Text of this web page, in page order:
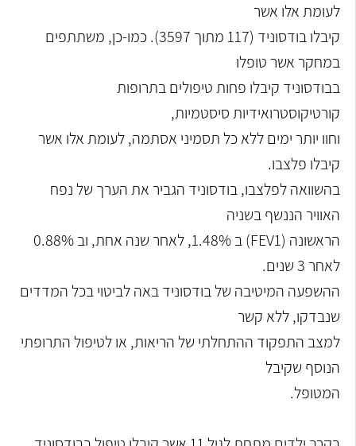
לעומת אלו אשר
קיבלו בודסוניד (117 מתוך 3597). כמו-כן, משתתפים
במחקר אשר טופלו
בבודסוניד קיבלו פחות טיפולים בתרופות
קורטיקוסטרואידיות סיסטמיות,
וחוו יותר ימים ללא כל תסמיני אסתמה, לעומת אלו אשר
קיבלו פלצבו.
בהשוואה לפלצבו, בודסוניד הגביר את הערך של נפח
האוויר הננשף בשניה
הראשונה (FEV1) ב 1.48%, לאחר שנה אחת, וב 0.88%
לאחר 3 שנים.
ההשפעה המיטיבה של בודסוניד באה לביטוי בכל המדדים
שנבדקו, ללא קשר
למצב התפקוד ההתחלתי של הריאות, או לטיפול התרופתי
הנוסף שקיבל
המטופל.